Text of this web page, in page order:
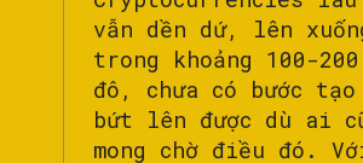
vẫn dền dứ, lên
trong khoảng 100-
đô, chưa có bước
bứt lên được dù ai
mong chờ điều đó.